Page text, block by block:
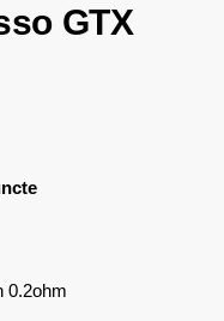
GTX
0.2ohm